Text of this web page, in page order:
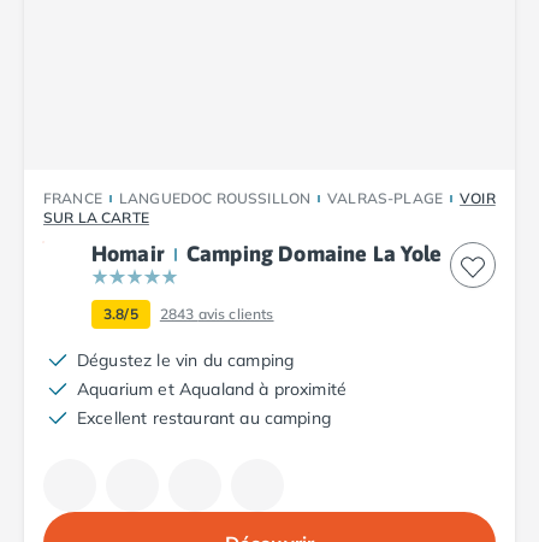
Camping Saint-Malo
Camping Morbihan
Camping Auray
Camping Carnac
Camping La Trinité sur Mer
Camping Penestin
Camping Quiberon
Camping Sarzeau
Camping Ardennes
FRANCE LANGUEDOC ROUSSILLON VALRAS-PLAGE
VOIR
SUR LA CARTE
Homair Camping Domaine La Yole
3.8/5 2843 avis clients
Dégustez le vin du camping
Aquarium et Aqualand à proximité
Excellent restaurant au camping